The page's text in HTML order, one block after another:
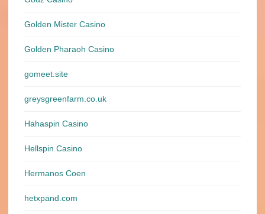
Golden Mister Casino
Golden Pharaoh Casino
gomeet.site
greysgreenfarm.co.uk
Hahaspin Casino
Hellspin Casino
Hermanos Coen
hetxpand.com